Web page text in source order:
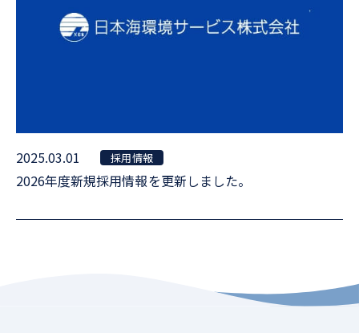
2025.03.01 採用情報
2026年度新規採用情報を更新しました。